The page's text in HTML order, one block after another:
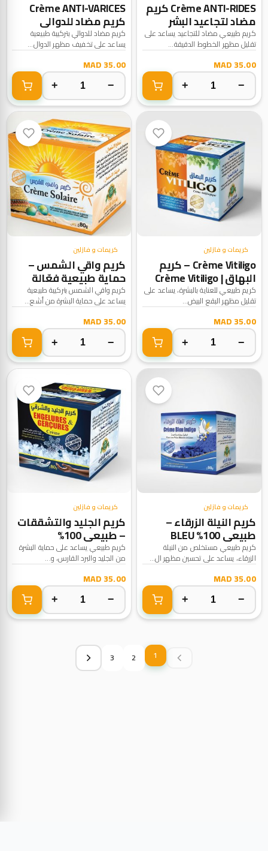
Crème ANTI-RIDES كريم
مضاد لتجاعيد البشر
كريم طبيعي مضاد للتجاعيد يساعد على
تقليل مظهر الخطوط الدقيقة...
35.00 MAD
−
+
Crème ANTI-VARICES
كريم مضاد للدوالي
كريم مضاد للدوالي بتركيبة طبيعية
يساعد على تخفيف مظهر الدوال...
35.00 MAD
−
+
كريمات و فازلين
Crème Vitiligo – كريم
البهاق Crème Vitiligo |
100% Naturel
كريم طبيعي للعناية بالبشرة، يساعد على
تقليل مظهر البقع البيض...
35.00 MAD
−
+
كريمات و فازلين
كريم واقي الشمس –
حماية طبيعية فعّالة
Crème Solaire | 100%
Naturel
كريم واقي الشمس بتركيبة طبيعية
يساعد على حماية البشرة من أشع...
35.00 MAD
−
+
كريمات و فازلين
كريم النيلة الزرقاء –
طبيعي 100% BLEU
INDIGO – Crème | 100%
Naturel
كريم طبيعي مستخلص من النيلة
الزرقاء، يساعد على تحسين مظهر ال...
35.00 MAD
−
+
كريمات و فازلين
كريم الجليد والتشققات
– طبيعي 100%
ENGELURES &
GERÇURES – Crème |
100% Naturel
كريم طبيعي يساعد على حماية البشرة
من الجليد والبرد القارس، و...
35.00 MAD
−
+
1
2
3